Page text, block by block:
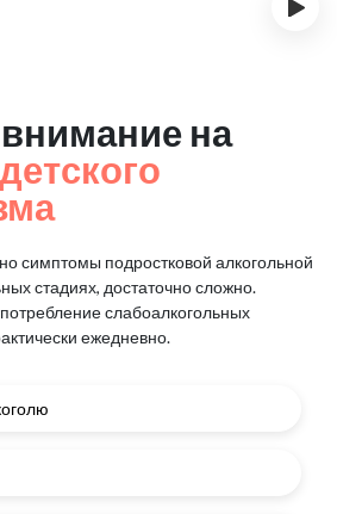
›
на
симптомы подростковой алкогольной
стадиях, достаточно сложно.
слабоалкогольных
ежедневно.